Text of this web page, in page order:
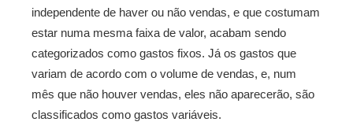
independente de haver ou não vendas, e que costumam
estar numa mesma faixa de valor, acabam sendo
categorizados como gastos fixos. Já os gastos que
variam de acordo com o volume de vendas, e, num
mês que não houver vendas, eles não aparecerão, são
classificados como gastos variáveis.